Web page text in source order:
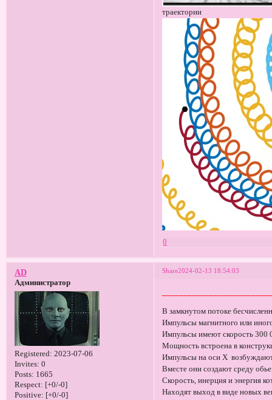
траектории
0
Share2024-02-13 18:54:03
AD
Администратор
Registered: 2023-07-06
Invites: 0
Posts: 1665
Respect: [+0/-0]
Positive: [+0/-0]
В замкнутом потоке
Импульсы магнитного или
Импульсы имеют скорость 300
Мощность встроена в
Импульсы на оси Х
Вместе они создают среду
Скорость, инерция и энергия
Находят выход в виде новых